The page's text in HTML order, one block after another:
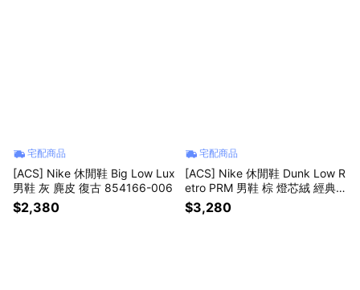
宅配商品
[ACS] Nike 休閒鞋 Big Low Lux
男鞋 灰 麂皮 復古 854166-006
$2,380
宅配商品
[ACS] Nike 休閒鞋 Dunk Low R
etro PRM 男鞋 棕 燈芯絨 經典 I
B7746-201
$3,280